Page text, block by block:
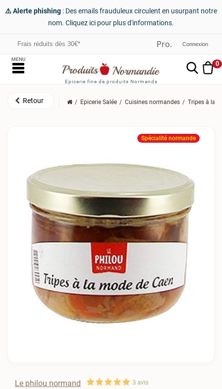
⚠️ Alerte phishing : Des emails frauduleux circulent en usurpant notre
nom. Cliquez ici pour plus d'informations.
Frais réduits dès 30€* Connexion
Epicerie fine de produits Normands
0
MENU
Epicerie Salée Cuisines normandes Tripes à la
Spécialité normande
Le philou normand 3avis